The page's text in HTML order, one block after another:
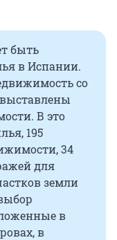
быть
в Испании.
со
В это
195
34
для
земли
в
в